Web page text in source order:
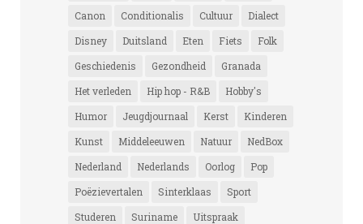
Canon
Conditionalis Cultuur
Dialect
Disney
Duitsland Eten Fiets
Folk
Geschiedenis
Gezondheid
Granada
Het verleden
Hip hop - R&B
Hobby's
Humor
Jeugdjournaal Kerst
Kinderen
Kunst
Middeleeuwen Natuur
NedBox
Nederland
Nederlands Oorlog
Pop
Poëzievertalen
Sinterklaas
Sport
Studeren
Suriname
Uitspraak